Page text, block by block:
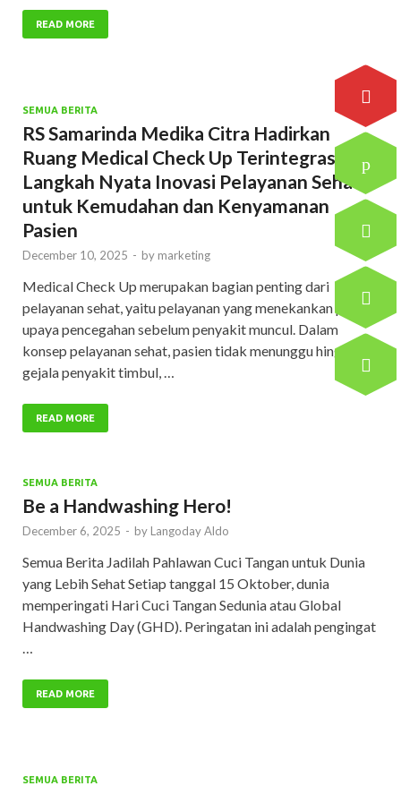
READ MORE
SEMUA BERITA
RS Samarinda Medika Citra Hadirkan
Ruang Medical Check Up Terintegrasi:
Langkah Nyata Inovasi Pelayanan Sehat
untuk Kemudahan dan Kenyamanan
Pasien
December 10, 2025 - by marketing
Medical Check Up merupakan bagian penting dari
pelayanan sehat, yaitu pelayanan yang menekankan pada
upaya pencegahan sebelum penyakit muncul. Dalam
konsep pelayanan sehat, pasien tidak menunggu hingga
gejala penyakit timbul, …
READ MORE
SEMUA BERITA
Be a Handwashing Hero!
December 6, 2025 - by Langoday Aldo
Semua Berita Jadilah Pahlawan Cuci Tangan untuk Dunia
yang Lebih Sehat Setiap tanggal 15 Oktober, dunia
memperingati Hari Cuci Tangan Sedunia atau Global
Handwashing Day (GHD). Peringatan ini adalah pengingat
…
READ MORE
SEMUA BERITA